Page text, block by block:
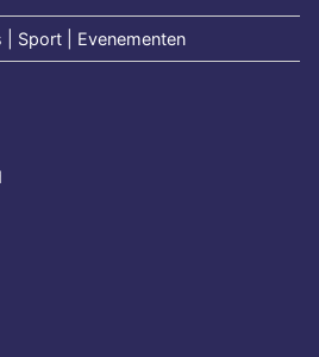
| Sport | Evenementen